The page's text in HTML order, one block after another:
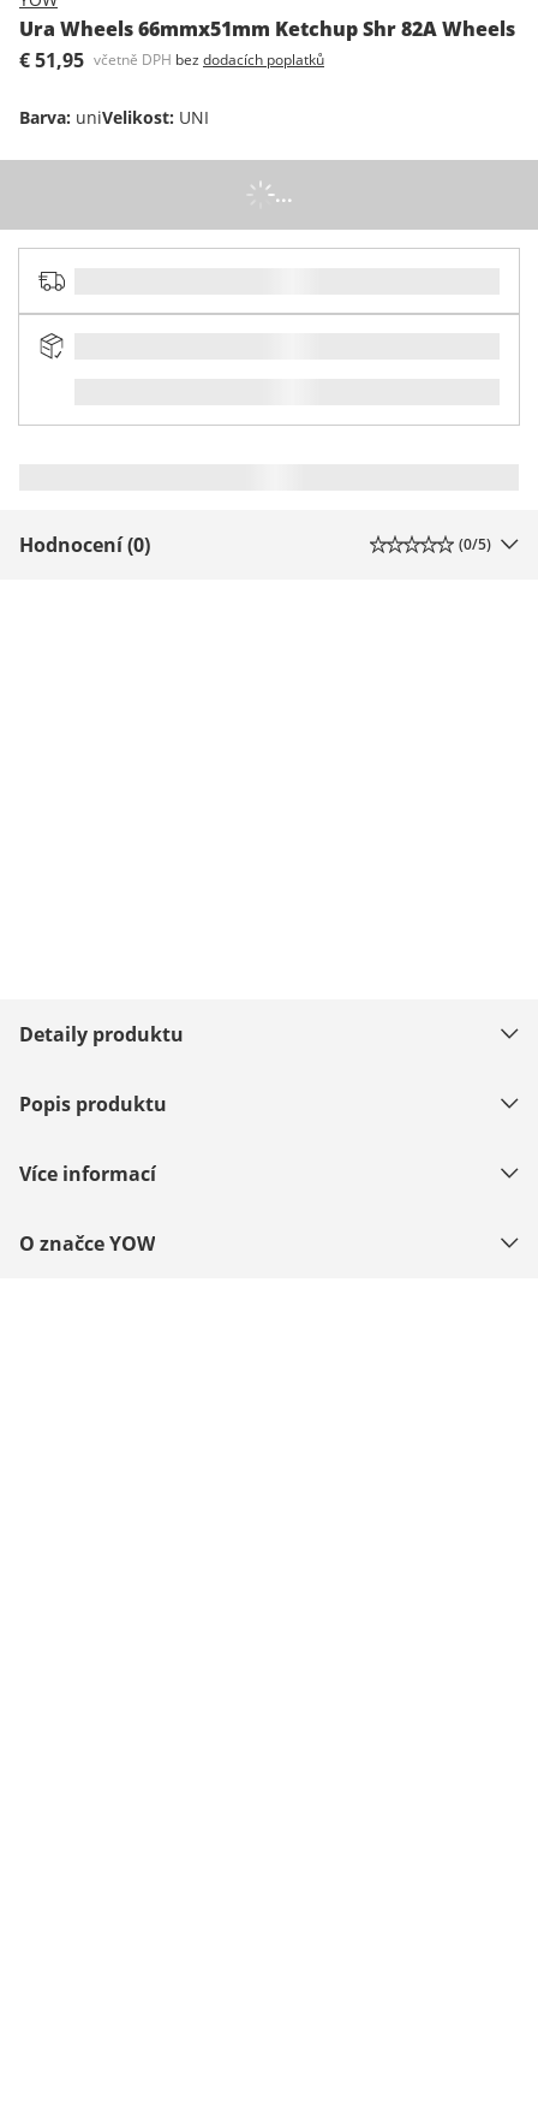
Ura Wheels 66mmx51mm Ketchup Shr 82A Wheels
€ 51,95 včetně DPH bez dodacích poplatků
Barva: uniVelikost: UNI
...
Hodnocení (0) (0/5)
Detaily produktu
Popis produktu
Více informací
O značce YOW